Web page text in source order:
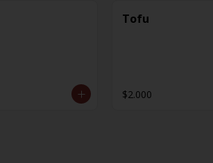
Tofu
$2.000